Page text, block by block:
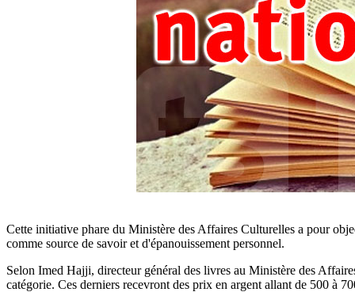
Cette initiative phare du Ministère des Affaires Culturelles a pour
comme source de savoir et d'épanouissement personnel.
Selon Imed Hajji, directeur général des livres au Ministère des
catégorie. Ces derniers recevront des prix en argent allant de 500 à